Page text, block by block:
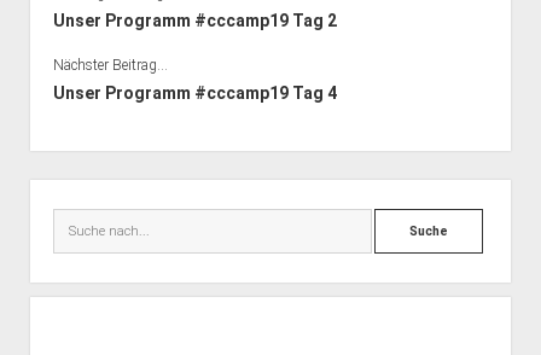
Unser Programm #cccamp19 Tag 2
Nächster Beitrag...
Unser Programm #cccamp19 Tag 4
Suche